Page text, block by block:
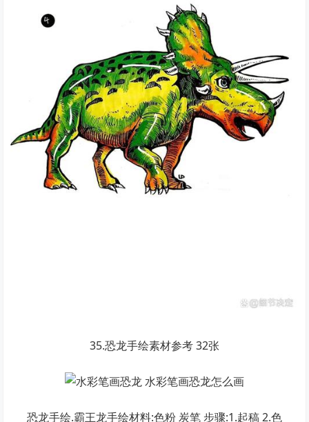
35.恐龙手绘素材参考 32张
恐龙手绘.霸王龙手绘材料:色粉 炭笔 步骤:1.起稿 2.色